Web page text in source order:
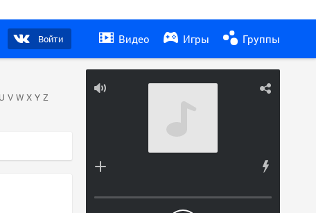
Войти Видео Игры Группы
U V W X Y Z